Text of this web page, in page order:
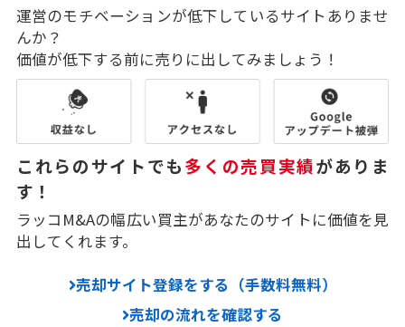
運営のモチベーションが低下しているサイトありませ
んか？
価値が低下する前に売りに出してみましょう！
これらのサイトでも多くの売買実績がありま
す！
ラッコM&Aの幅広い買主があなたのサイトに価値を見
出してくれます。
売却サイト登録をする（手数料無料）
売却の流れを確認する